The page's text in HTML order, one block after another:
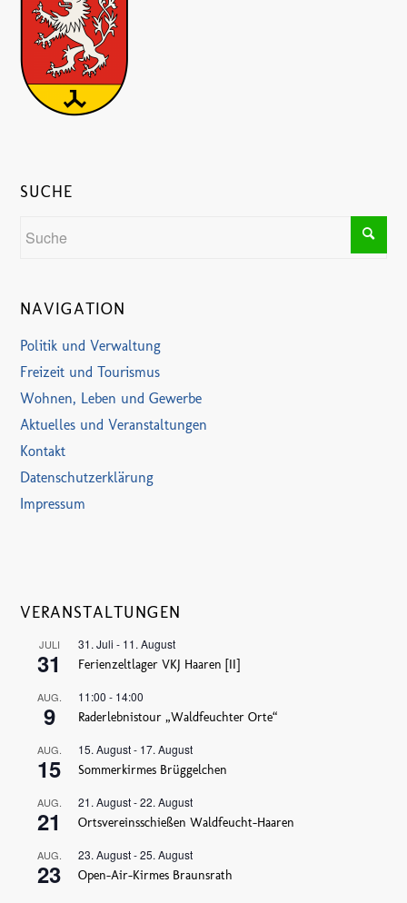
SUCHE
NAVIGATION
Politik und Verwaltung
Freizeit und Tourismus
Wohnen, Leben und Gewerbe
Aktuelles und Veranstaltungen
Kontakt
Datenschutzerklärung
Impressum
VERANSTALTUNGEN
JULI
31
31. Juli - 11. August
Ferienzeltlager VKJ Haaren [II]
AUG.
9
11:00 - 14:00
Raderlebnistour „Waldfeuchter Orte“
AUG.
15
15. August- 17. August
Sommerkirmes Brüggelchen
AUG.
21
21. August-22. August
Ortsvereinsschießen Waldfeucht-Haaren
AUG.
23
23. August-25. August
Open-Air-Kirmes Braunsrath